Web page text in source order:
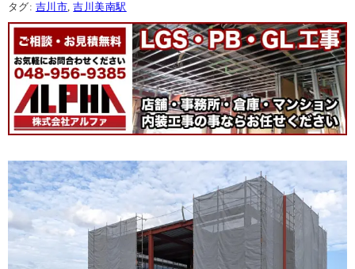
タグ: 吉川市,吉川美南駅